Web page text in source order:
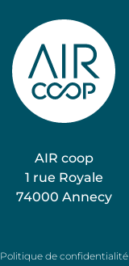
AIR coop
1 rue Royale
74000 Annecy
Politique de confidentialité